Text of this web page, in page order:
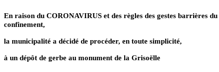
En raison du CORONAVIRUS et des règles des gestes barrières du
confinement,
la municipalité a décidé de procéder, en toute simplicité,
à un dépôt de gerbe au monument de la Grisoëlle